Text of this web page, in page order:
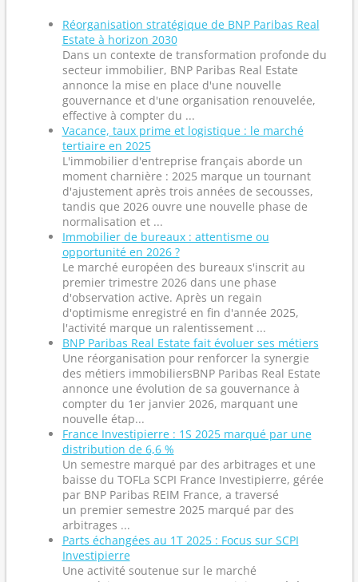
Réorganisation stratégique de BNP Paribas Real
Estate à horizon 2030
Dans un contexte de transformation profonde du
secteur immobilier, BNP Paribas Real Estate
annonce la mise en place d'une nouvelle
gouvernance et d'une organisation renouvelée,
effective à compter du ...
Vacance, taux prime et logistique : le marché
tertiaire en 2025
L'immobilier d'entreprise français aborde un
moment charnière : 2025 marque un tournant
d'ajustement après trois années de secousses,
tandis que 2026 ouvre une nouvelle phase de
normalisation et ...
Immobilier de bureaux : attentisme ou
opportunité en 2026 ?
Le marché européen des bureaux s'inscrit au
premier trimestre 2026 dans une phase
d'observation active. Après un regain
d'optimisme enregistré en fin d'année 2025,
l'activité marque un ralentissement ...
BNP Paribas Real Estate fait évoluer ses métiers
Une réorganisation pour renforcer la synergie
des métiers immobiliersBNP Paribas Real Estate
annonce une évolution de sa gouvernance à
compter du 1er janvier 2026, marquant une
nouvelle étap...
France Investipierre : 1S 2025 marqué par une
distribution de 6,6 %
Un semestre marqué par des arbitrages et une
baisse du TOFLa SCPI France Investipierre, gérée
par BNP Paribas REIM France, a traversé
un premier semestre 2025 marqué par des
arbitrages ...
Parts échangées au 1T 2025 : Focus sur SCPI
Investipierre
Une activité soutenue sur le marché